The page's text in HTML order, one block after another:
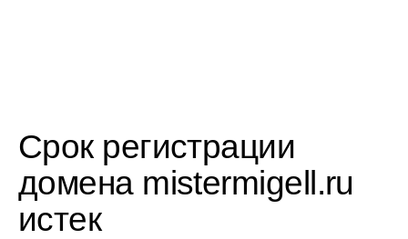
Срок регистрации
домена mistermigell.ru
истек